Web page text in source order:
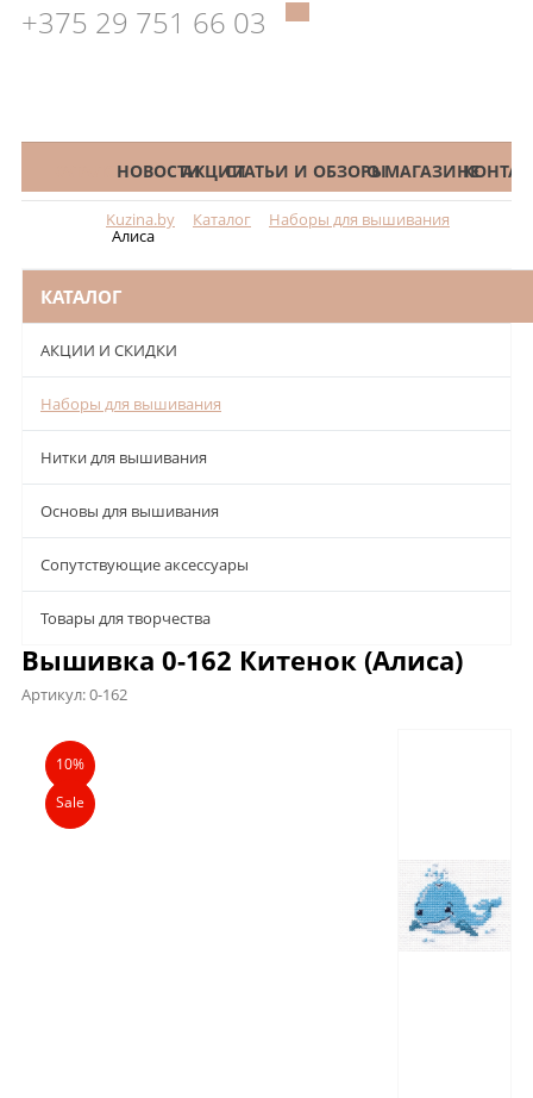
+375 29 751 66 03
КАТАЛОГНОВОСТИАКЦИИСТАТЬИ И ОБЗОРЫО МАГАЗИНЕ
Kuzina.by Каталог Наборы для вышивания
Алиса
КАТАЛОГ
АКЦИИ И СКИДКИ
Наборы для вышивания
Нитки для вышивания
Основы для вышивания
Сопутствующие аксессуары
Товары для творчества
Вышивка 0-162 Китенок (Алиса)
Артикул:0-162
Описание
10%
Sale